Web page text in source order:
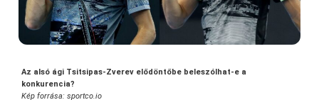
Az alsó ági Tsitsipas-Zverev elődöntőbe beleszólhat-e a
konkurencia?
Kép forrása: sportco.io